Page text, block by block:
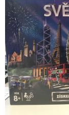
hvězdiček.